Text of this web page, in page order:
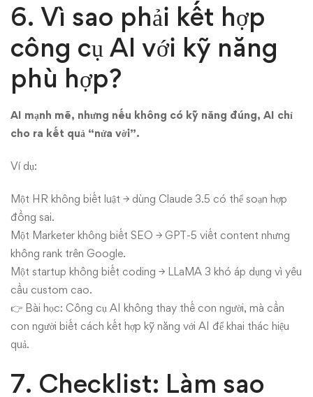
6. Vì sao phải kết hợp
công cụ AI với kỹ năng
phù hợp?
AI mạnh mẽ, nhưng nếu không có kỹ năng đúng, AI chỉ
cho ra kết quả “nửa vời”.
Ví dụ:
Một HR không biết luật → dùng Claude 3.5 có thể soạn hợp
đồng sai.
Một Marketer không biết SEO → GPT-5 viết content nhưng
không rank trên Google.
Một startup không biết coding → LLaMA 3 khó áp dụng vì yêu
cầu custom cao.
👉 Bài học: Công cụ AI không thay thế con người, mà cần
con người biết cách kết hợp kỹ năng với AI để khai thác hiệu
quả.
7. Checklist: Làm sao